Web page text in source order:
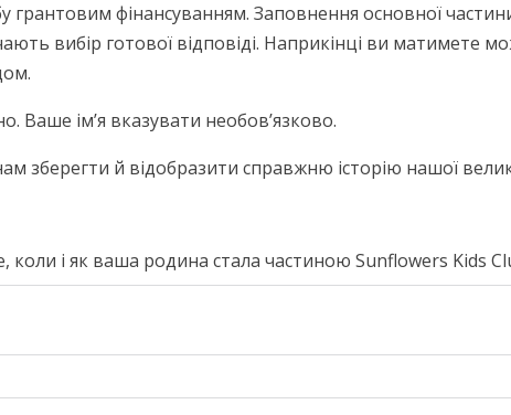
грантовим фінансуванням. Заповнення основної
вибір готової відповіді. Наприкінці ви матимете
Ваше ім’я вказувати необов’язково.
зберегти й відобразити справжню історію нашої
коли і як ваша родина стала частиною Sunflowers Kids